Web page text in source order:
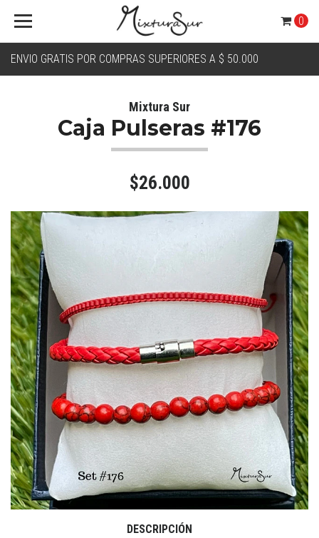
ENVIO GRATIS POR COMPRAS SUPERIORES A $ 50.000
0
Mixtura Sur
Caja Pulseras #176
$26.000
DESCRIPCIÓN